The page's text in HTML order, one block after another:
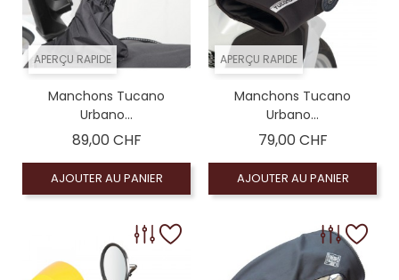
APERÇU RAPIDE
Manchons Tucano
Urbano...
89,00 CHFPrix
AJOUTER AU PANIER
APERÇU RAPIDE
Manchons Tucano
Urbano...
79,00 CHFPrix
AJOUTER AU PANIER